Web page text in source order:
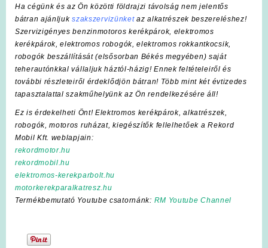
Ha cégünk és az Ön közötti földrajzi távolság nem jelentős
bátran ajánljukszakszervizünket az alkatrészek beszereléshez!
Szervizigényes benzinmotoros kerékpárok, elektromos
kerékpárok, elektromos robogók, elektromos rokkantkocsik,
robogók beszállítását (elsősorban Békés megyében) saját
teherautónkkal vállaljuk háztól-házig! Ennek feltételeiről és
további részleteiről érdeklődjön bátran! Több mint két évtizedes
tapasztalattal szakműhelyünk az Ön rendelkezésére áll!
Ez is érdekelheti Önt! Elektromos kerékpárok, alkatrészek,
robogók, motoros ruházat, kiegészítők fellelhetőek a Rekord
Mobil Kft. weblapjain:
rekordmotor.hu
rekordmobil.hu
elektromos-kerekparbolt.hu
motorkerekparalkatresz.hu
Termékbemutató Youtube csatornánk: RM Youtube Channel